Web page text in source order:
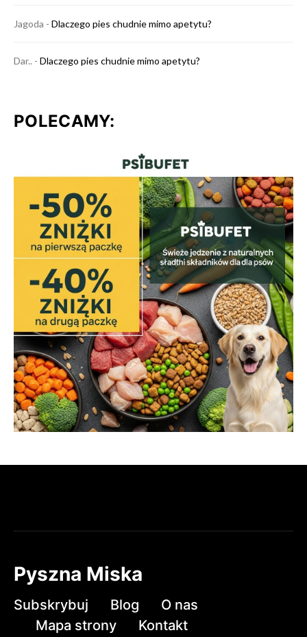
Jagoda - Dlaczego pies chudnie mimo apetytu?
Dar.. - Dlaczego pies chudnie mimo apetytu?
POLECAMY:
Pyszna Miska
Subskrybuj Blog
O nas
Mapa strony
Kontakt